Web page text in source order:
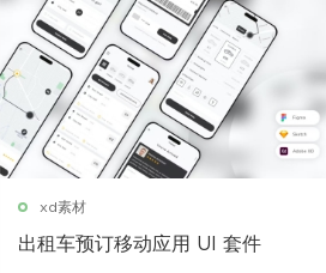
xd素材
出租车预订移动应用 UI 套件